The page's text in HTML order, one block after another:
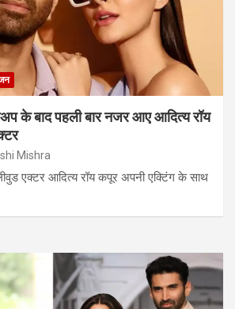
के बाद पहली बार नजर आए आदित्य रॉय
Mishra
एक्टर आदित्य रॉय कपूर अपनी एक्टिंग के साथ